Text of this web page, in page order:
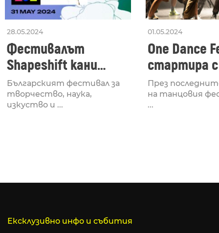
28.05.2024
Фестивалът
Shapeshift кани
Fabrizio Mammarella
за откриването си
Българският фестивал за
творчество, наука,
изкуство и ...
01.05.2024
One Dance
стартира
Lucid,
рейв
През
на танцовия
...
Ексклузивно инфо и събития